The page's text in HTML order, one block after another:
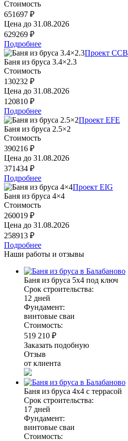
Стоимость
651697 ₽
Цена до 31.08.2026
629269 ₽
Подробнее
Проект CCB
Баня из бруса 3.4×2.3
Стоимость
130232 ₽
Цена до 31.08.2026
120810 ₽
Подробнее
Проект EFE
Баня из бруса 2.5×2
Стоимость
390216 ₽
Цена до 31.08.2026
371434 ₽
Подробнее
Проект EIG
Баня из бруса 4×4
Стоимость
260019 ₽
Цена до 31.08.2026
258913 ₽
Подробнее
Наши работы и отзывы
Баня из бруса 5х4 под ключ
Срок строительства:
12 дней
Фундамент:
винтовые сваи
Стоимость:
519 210 ₽
Заказать подобную
Отзыв
от клиента
Баня из бруса 4х4 с террасой
Срок строительства:
17 дней
Фундамент:
винтовые сваи
Стоимость: